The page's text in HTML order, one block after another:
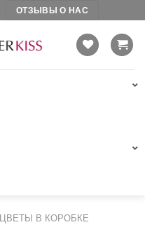
ОТЗЫВЫ О НАС
ЦВЕТЫ В КОРОБКЕ